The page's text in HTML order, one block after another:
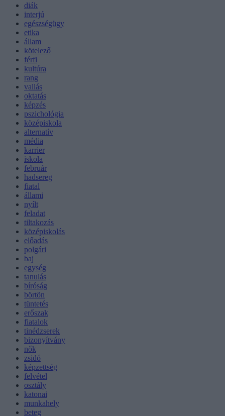
diák
interjú
egészségügy
etika
állam
kötelező
férfi
kultúra
rang
vallás
oktatás
képzés
pszichológia
középiskola
alternatív
média
karrier
iskola
február
hadsereg
fiatal
állami
nyílt
feladat
tiltakozás
középiskolás
előadás
polgári
baj
egység
tanulás
bíróság
börtön
tüntetés
erőszak
fiatalok
tinédzserek
bizonyítvány
nők
zsidó
képzettség
felvétel
osztály
katonai
munkahely
beteg